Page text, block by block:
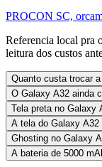
PROCON SC,
Referencia local pra
leitura dos custos
Quanto custa trocar
O Galaxy A32 ainda
Tela preta no Galaxy
A tela do Galaxy
Ghosting no Galaxy
A bateria de 5000